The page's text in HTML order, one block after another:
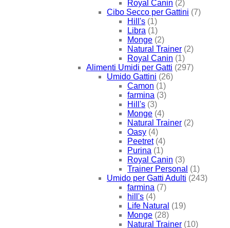
Royal Canin (2)
Cibo Secco per Gattini (7)
Hill's (1)
Libra (1)
Monge (2)
Natural Trainer (2)
Royal Canin (1)
Alimenti Umidi per Gatti (297)
Umido Gattini (26)
Camon (1)
farmina (3)
Hill's (3)
Monge (4)
Natural Trainer (2)
Oasy (4)
Peetret (4)
Purina (1)
Royal Canin (3)
Trainer Personal (1)
Umido per Gatti Adulti (243)
farmina (7)
hill's (4)
Life Natural (19)
Monge (28)
Natural Trainer (10)